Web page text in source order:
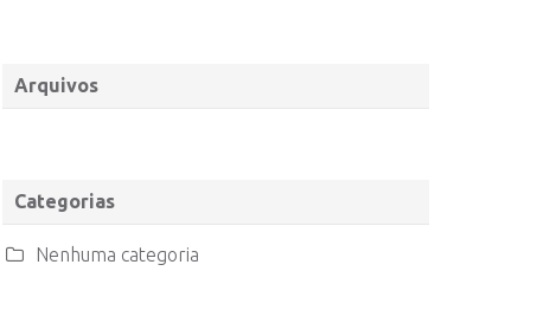
Arquivos
Categorias
Nenhuma categoria